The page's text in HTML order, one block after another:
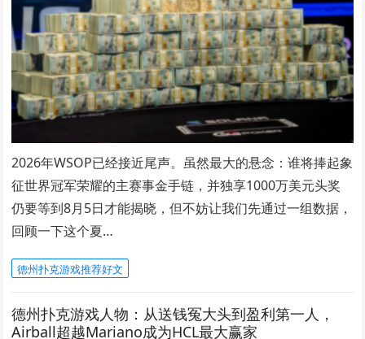
2026年WSOP已经接近尾声。虽然最大的悬念：谁将捧起象
征世界冠军荣耀的主赛事金手链，并独享1000万美元头奖
仍要等到8月5日才能揭晓，但不妨让我们先通过一组数据，
回顾一下这个夏…
德州扑克游戏推荐好文
德州扑克游戏人物：从送钱冤大头到盈利第一人，
Airball超越Mariano成为HCL最大赢家